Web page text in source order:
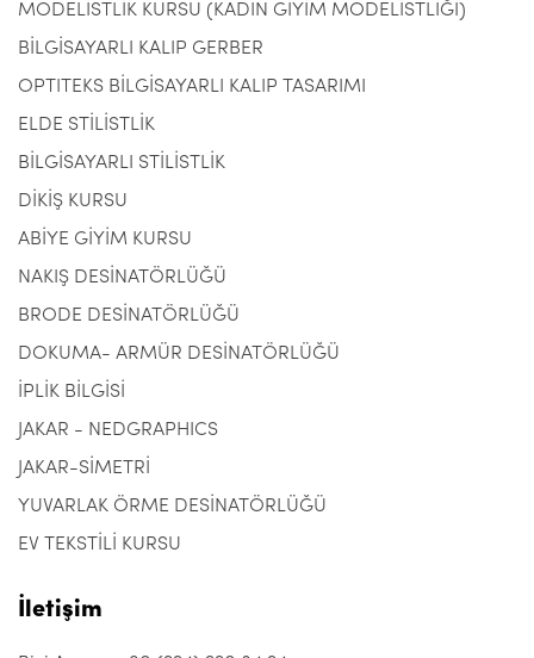
MODELİSTLİK KURSU (KADIN GİYİM MODELİSTLİĞİ)
BİLGİSAYARLI KALIP GERBER
OPTITEKS BİLGİSAYARLI KALIP TASARIMI
ELDE STİLİSTLİK
BİLGİSAYARLI STİLİSTLİK
DİKİŞ KURSU
ABİYE GİYİM KURSU
NAKIŞ DESİNATÖRLÜĞÜ
BRODE DESİNATÖRLÜĞÜ
DOKUMA- ARMÜR DESİNATÖRLÜĞÜ
İPLİK BİLGİSİ
JAKAR - NEDGRAPHICS
JAKAR-SİMETRİ
YUVARLAK ÖRME DESİNATÖRLÜĞÜ
EV TEKSTİLİ KURSU
İletişim